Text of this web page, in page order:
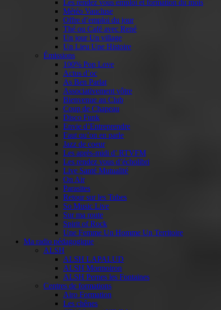
Les rendez vous emploi et formation du mois
Météo Vaucluse
Offre d’emploi du jour
Thé ou Café avec René
Un jour Un village
Un Lieu Une Histoire
Émissions
100% Pop Love
Actus d’oc
As Ben Parlat
Associativement vôtre
Bienvenue au Club
Coup de Chapeau
Disco Funk
Envie d’Entreprendre
Faut qu’on en parle
Jazz de coeur
Les après-midi d’ RTVFM
Les rendez vous d’écholibri
Live Santé Mutualité
On Air
Parasites
Retour sur les Tubes
So Music Live
Sur ma route
Spirit of Rock
Une Femme Un Homme Un Territoire
Ma radio pédagogique
ALSH
ALSH LAPALUD
ALSH Mormoiron
ALSH Pernes les Fontaines
Centres de formations
Airo Formation
Les chênes